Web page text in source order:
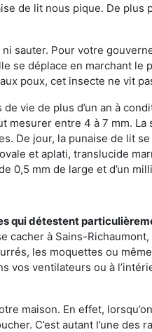
de lit nous pique. De plus
sauter. Pour votre
se déplace en marchant le
poux, cet insecte ne vit
vie de plus d’un an à
mesurer entre 4 à 7 mm.
De jour, la punaise de lit
et aplati, translucide
0,5 mm de large et d’un
qui détestent
cacher à Sains-
les moquettes ou
vos ventilateurs ou à
maison. En effet,
C’est autant l’une des